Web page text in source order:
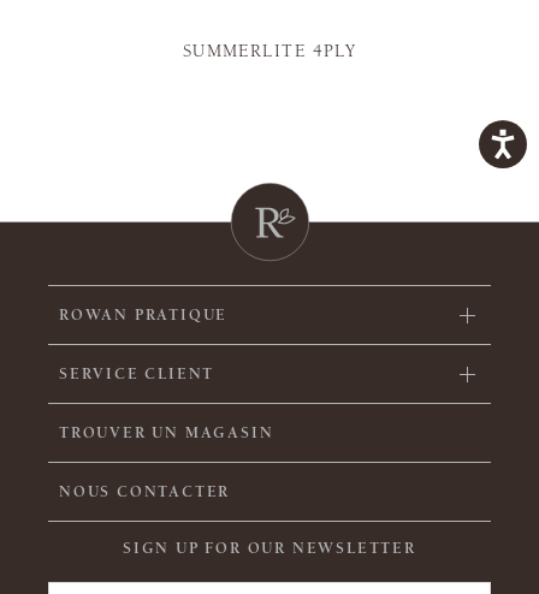
SUMMERLITE 4PLY
ROWAN PRATIQUE
SERVICE CLIENT
TROUVER UN MAGASIN
NOUS CONTACTER
SIGN UP FOR OUR NEWSLETTER